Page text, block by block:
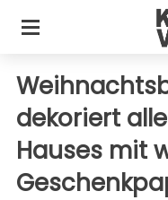
dekoriert
Hauses mit